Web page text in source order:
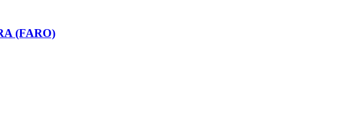
(FARO)